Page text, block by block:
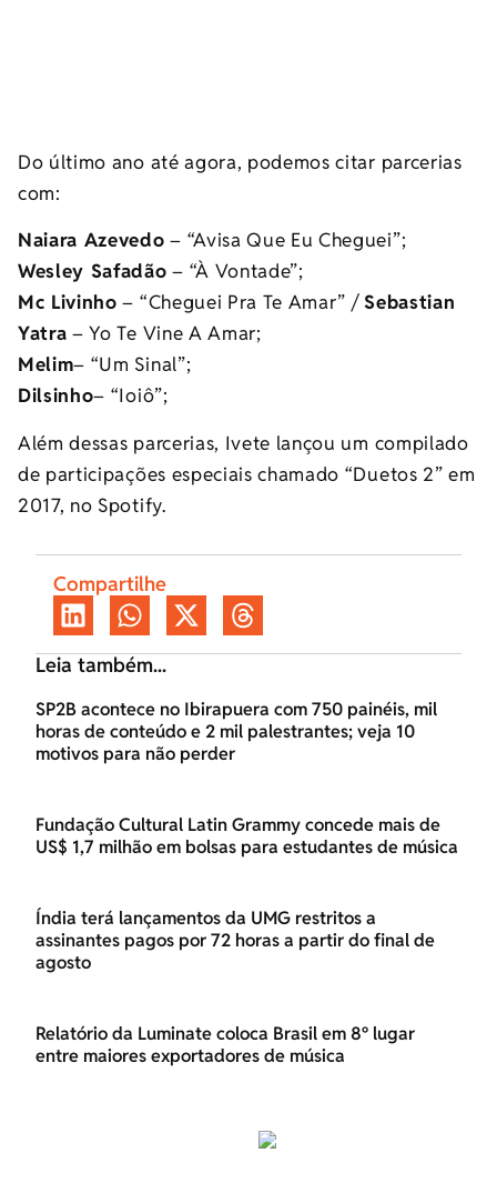
Do último ano até agora, podemos citar parcerias
com:
Naiara Azevedo – “Avisa Que Eu Cheguei”;
Wesley Safadão – “À Vontade”;
Mc Livinho – “Cheguei Pra Te Amar” /Sebastian
Yatra – Yo Te Vine A Amar;
Melim– “Um Sinal”;
Dilsinho– “Ioiô”;
Além dessas parcerias, Ivete lançou um compilado
de participações especiais chamado “Duetos 2” em
2017, no Spotify.
Compartilhe
Leia também...
SP2B acontece no Ibirapuera com 750 painéis, mil
horas de conteúdo e 2 mil palestrantes; veja 10
motivos para não perder
Fundação Cultural Latin Grammy concede mais de
US$ 1,7 milhão em bolsas para estudantes de música
Índia terá lançamentos da UMG restritos a
assinantes pagos por 72 horas a partir do final de
agosto
Relatório da Luminate coloca Brasil em 8º lugar
entre maiores exportadores de música